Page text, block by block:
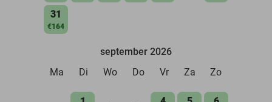
31
€164
september 2026
Ma
Di Wo Do Vr Za Zo